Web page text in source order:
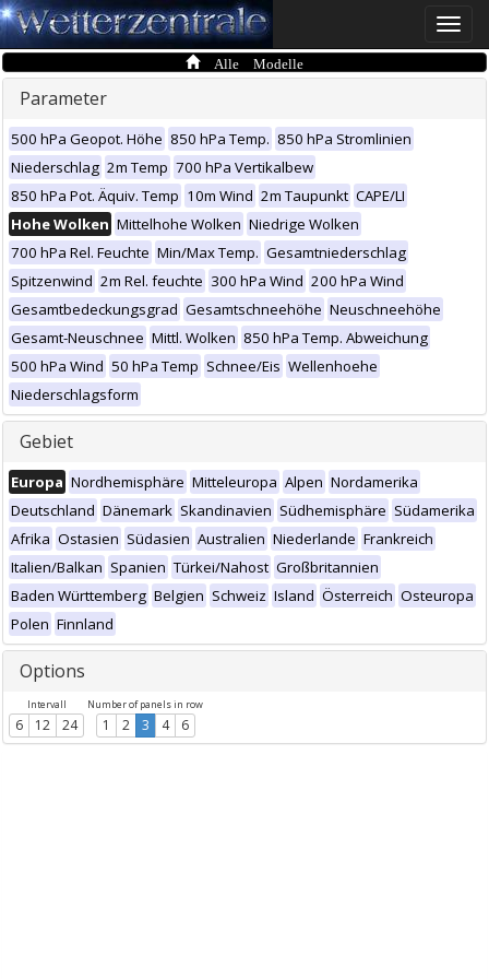
Toggle
Alle Modelle
Parameter
500 hPa Geopot. Höhe 850 hPa Temp. 850 hPa Stromlinien
Niederschlag 2m Temp 700 hPa Vertikalbew
850 hPa Pot. Äquiv. Temp 10m Wind 2m Taupunkt CAPE/LI
Hohe Wolken Mittelhohe Wolken Niedrige Wolken
700 hPa Rel. Feuchte Min/Max Temp. Gesamtniederschlag
Spitzenwind 2m Rel. feuchte 300 hPa Wind 200 hPa Wind
Gesamtbedeckungsgrad Gesamtschneehöhe Neuschneehöhe
Gesamt-Neuschnee Mittl. Wolken 850 hPa Temp. Abweichung
500 hPa Wind 50 hPa Temp Schnee/Eis Wellenhoehe
Niederschlagsform
Gebiet
Europa Nordhemisphäre Mitteleuropa Alpen Nordamerika
Deutschland Dänemark Skandinavien Südhemisphäre Südamerika
Afrika Ostasien Südasien Australien Niederlande Frankreich
Italien/Balkan Spanien Türkei/Nahost Großbritannien
Baden Württemberg Belgien Schweiz Island Österreich Osteuropa
Polen Finnland
Options
Intervall
6 12 24
Number of panels in row
1 2 3 4 6